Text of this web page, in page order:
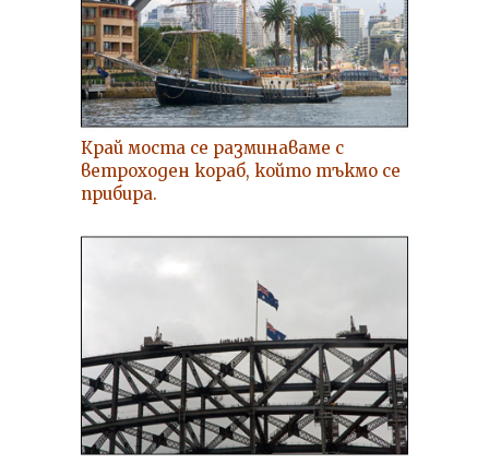
Край моста се разминаваме с
ветроходен кораб, който тъкмо се
прибира.